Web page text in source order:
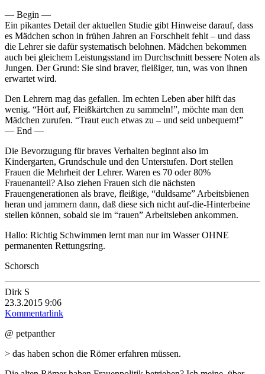
— Begin —
Ein pikantes Detail der aktuellen Studie gibt Hinweise darauf, dass
es Mädchen schon in frühen Jahren an Forschheit fehlt – und dass
die Lehrer sie dafür systematisch belohnen. Mädchen bekommen
auch bei gleichem Leistungsstand im Durchschnitt bessere Noten als
Jungen. Der Grund: Sie sind braver, fleißiger, tun, was von ihnen
erwartet wird.
Den Lehrern mag das gefallen. Im echten Leben aber hilft das
wenig. “Hört auf, Fleißkärtchen zu sammeln!”, möchte man den
Mädchen zurufen. “Traut euch etwas zu – und seid unbequem!”
— End —
Die Bevorzugung für braves Verhalten beginnt also im
Kindergarten, Grundschule und den Unterstufen. Dort stellen
Frauen die Mehrheit der Lehrer. Waren es 70 oder 80%
Frauenanteil? Also ziehen Frauen sich die nächsten
Frauengenerationen als brave, fleißige, “duldsame” Arbeitsbienen
heran und jammern dann, daß diese sich nicht auf-die-Hinterbeine
stellen können, sobald sie im “rauen” Arbeitsleben ankommen.
Hallo: Richtig Schwimmen lernt man nur im Wasser OHNE
permanenten Rettungsring.
Schorsch
Dirk S
23.3.2015 9:06
Kommentarlink
@ petpanther
> das haben schon die Römer erfahren müssen.